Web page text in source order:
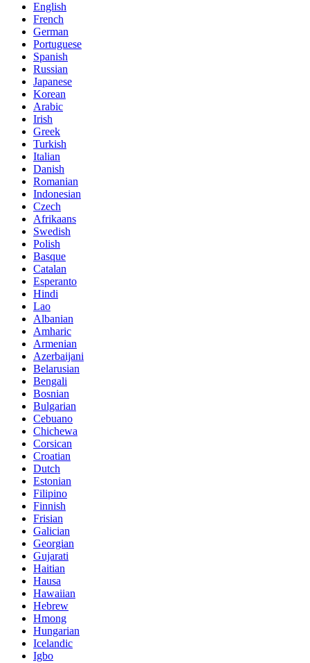
English
French
German
Portuguese
Spanish
Russian
Japanese
Korean
Arabic
Irish
Greek
Turkish
Italian
Danish
Romanian
Indonesian
Czech
Afrikaans
Swedish
Polish
Basque
Catalan
Esperanto
Hindi
Lao
Albanian
Amharic
Armenian
Azerbaijani
Belarusian
Bengali
Bosnian
Bulgarian
Cebuano
Chichewa
Corsican
Croatian
Dutch
Estonian
Filipino
Finnish
Frisian
Galician
Georgian
Gujarati
Haitian
Hausa
Hawaiian
Hebrew
Hmong
Hungarian
Icelandic
Igbo